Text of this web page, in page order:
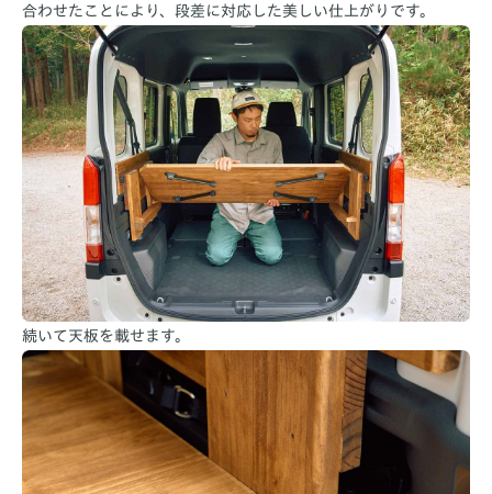
合わせたことにより、段差に対応した美しい仕上がりです。
続いて天板を載せます。